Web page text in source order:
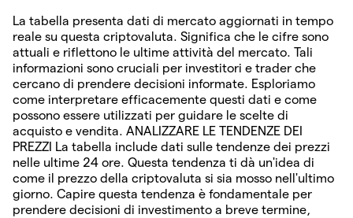
La tabella presenta dati di mercato aggiornati in tempo
reale su questa criptovaluta. Significa che le cifre sono
attuali e riflettono le ultime attività del mercato. Tali
informazioni sono cruciali per investitori e trader che
cercano di prendere decisioni informate. Esploriamo
come interpretare efficacemente questi dati e come
possono essere utilizzati per guidare le scelte di
acquisto e vendita. ANALIZZARE LE TENDENZE DEI
PREZZI La tabella include dati sulle tendenze dei prezzi
nelle ultime 24 ore. Questa tendenza ti dà un'idea di
come il prezzo della criptovaluta si sia mosso nell'ultimo
giorno. Capire questa tendenza è fondamentale per
prendere decisioni di investimento a breve termine,